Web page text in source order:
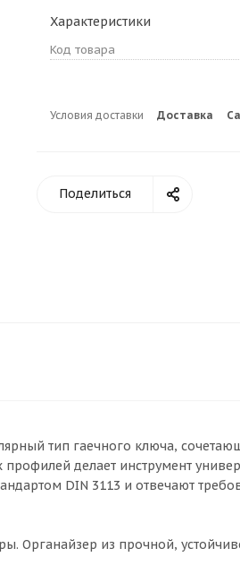
Характеристики
Код товара
Условия доставки Доставка
Поделиться
тип гаечного ключа,
делает инструмент
DIN 3113 и отвечают
Органайзер из прочной,